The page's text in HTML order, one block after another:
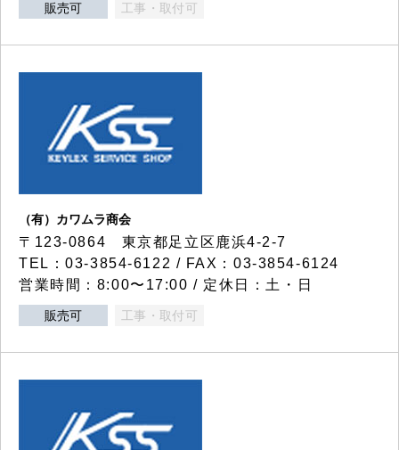
販売可 工事・取付可
（有）カワムラ商会
〒123-0864 東京都足立区鹿浜4-2-7
TEL：03-3854-6122 / FAX：03-3854-6124
営業時間：8:00〜17:00 / 定休日：土・日
販売可 工事・取付可